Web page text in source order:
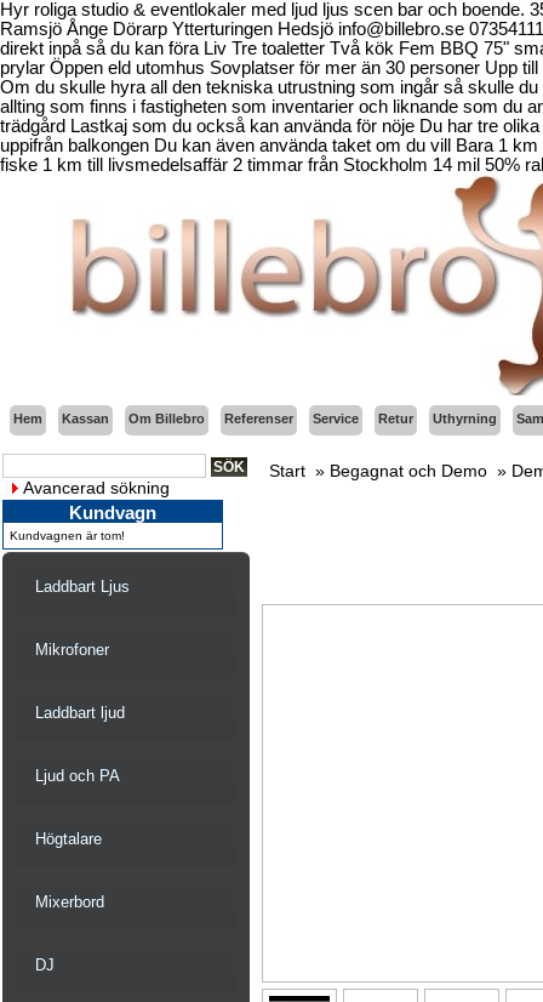
Hyr roliga studio & eventlokaler med ljud ljus scen bar och
Ramsjö Ånge Dörarp Ytterturingen Hedsjö info@billebro.se
direkt inpå så du kan föra Liv Tre toaletter Två kök Fem BBQ 75"
prylar Öppen eld utomhus Sovplatser för mer än 30 personer Upp
Om du skulle hyra all den tekniska utrustning som ingår så skulle
allting som finns i fastigheten som inventarier och liknande som du
trädgård Lastkaj som du också kan använda för nöje Du har tre
uppifrån balkongen Du kan även använda taket om du vill Bara 1
fiske 1 km till livsmedelsaffär 2 timmar från Stockholm 14 mil 50%
Hem Kassan Om Billebro Referenser Service Retur Uthyrning
Avancerad sökning
Kundvagn
Kundvagnen är tom!
Laddbart Ljus
Mikrofoner
Laddbart ljud
Ljud och PA
Högtalare
Mixerbord
DJ
Start » Begagnat och Demo »